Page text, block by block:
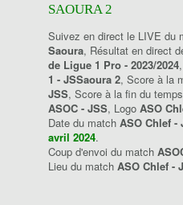
SAOURA 2
Suivez en direct le LIVE du
Saoura, Résultat en direct
de Ligue 1 Pro - 2023/2024
1 - JSSaoura 2, Score à la
JSS, Score à la fin du
ASOC - JSS, Logo ASO
Date du match ASO Chlef -
avril 2024.
Coup d'envoi du match
Lieu du match ASO Chlef -